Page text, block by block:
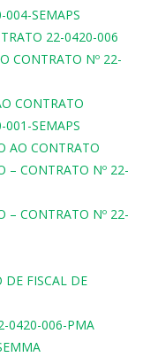
SEMAPS
22-0420-006
CONTRATO Nº 22-
CONTRATO
SEMAPS
AO CONTRATO
– CONTRATO Nº 22-
– CONTRATO Nº 22-
DE FISCAL DE
0420-006-PMA